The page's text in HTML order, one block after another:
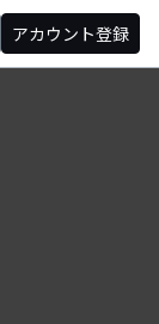
アカウント登録